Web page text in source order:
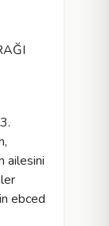
ailesini
ebced